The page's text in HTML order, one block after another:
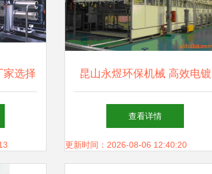
家选择
备服
昆山永煜环保机械 高效电镀
设备产品系列解析
查看详情
更新时间：2026-08-06 12:40:20